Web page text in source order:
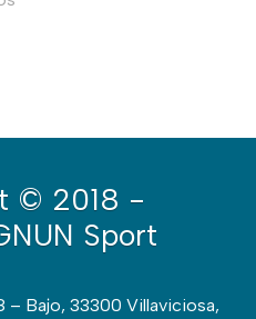
© 2018 -
Sport
– Bajo, 33300 Villaviciosa,